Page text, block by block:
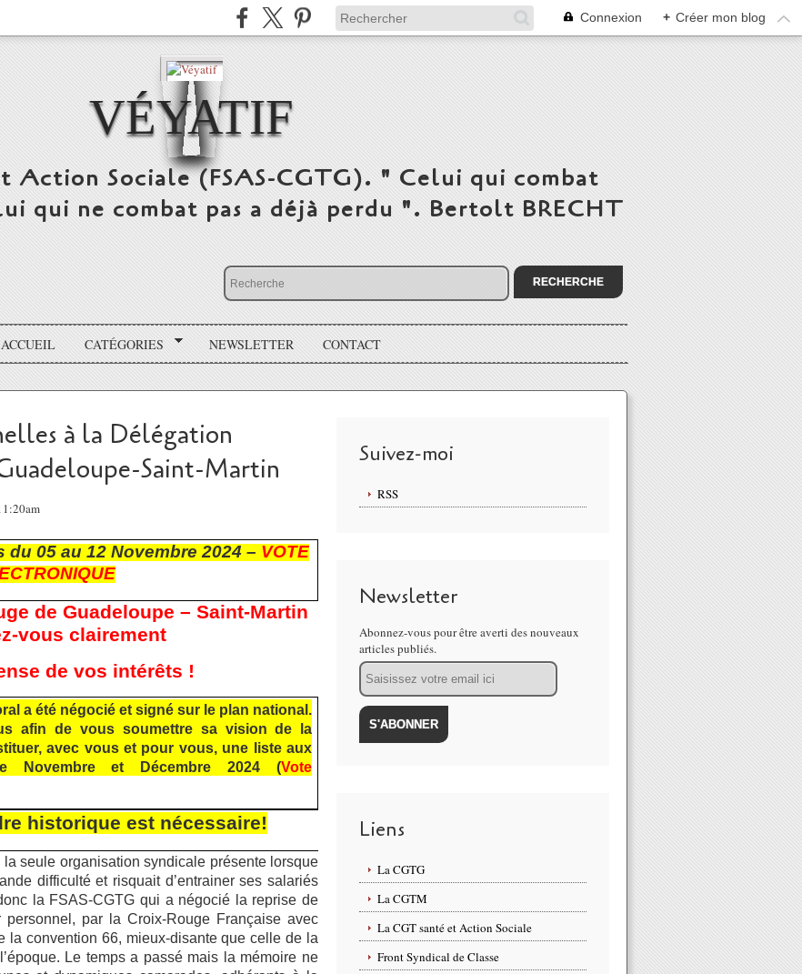
Connexion + Créer mon blog
VÉYATIF
Action Sociale (FSAS-CGTG). " Celui qui combat
qui ne combat pas a déjà perdu ". Bertolt BRECHT
ACCUEIL CATÉGORIES NEWSLETTER CONTACT
à la Délégation
Saint-Martin
05 au 12 Novembre 2024 – VOTE
de Guadeloupe – Saint-Martin
vous clairement
de vos intérêts !
a été négocié et signé sur le plan national.
afin de vous soumettre sa vision de la
avec vous et pour vous, une liste aux
Novembre et Décembre 2024 (Vote
historique est nécessaire!
seule organisation syndicale présente lorsque
difficulté et risquait d’entrainer ses salariés
la FSAS-CGTG qui a négocié la reprise de
par la Croix-Rouge Française avec
la convention 66, mieux-disante que celle de la
Le temps a passé mais la mémoire ne
Suivez-moi
RSS
Newsletter
Abonnez-vous pour être averti des nouveaux
articles publiés.
Email
Liens
La CGTG
La CGTM
La CGT santé et Action Sociale
Front Syndical de Classe